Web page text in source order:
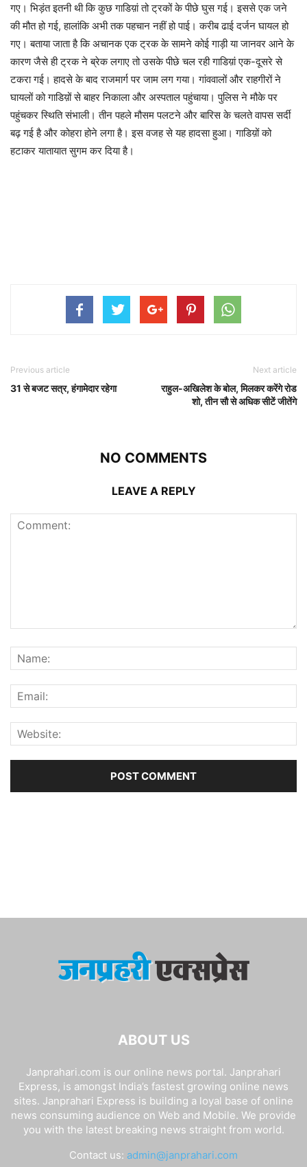
गए। भिड़ंत इतनी थी कि कुछ गाडिय़ां तो ट्रकों के पीछे घुस गई। इससे एक जने
की मौत हो गई, हालांकि अभी तक पहचान नहीं हो पाई। करीब ढाई दर्जन घायल हो
गए। बताया जाता है कि अचानक एक ट्रक के सामने कोई गाड़ी या जानवर आने के
कारण जैसे ही ट्रक ने ब्रेक लगाए तो उसके पीछे चल रही गाडिय़ां एक-दूसरे से
टकरा गई। हादसे के बाद राजमार्ग पर जाम लग गया। गांववालों और राहगीरों ने
घायलों को गाडिय़ों से बाहर निकाला और अस्पताल पहुंचाया। पुलिस ने मौके पर
पहुंचकर स्थिति संभाली। तीन पहले मौसम पलटने और बारिस के चलते वापस सर्दी
बढ़ गई है और कोहरा होने लगा है। इस वजह से यह हादसा हुआ। गाडिय़ों को
हटाकर यातायात सुगम कर दिया है।
Previous article
31 से बजट सत्र, हंगामेदार रहेगा
Next article
राहुल-अखिलेश के बोल, मिलकर करेंगे रोड
शो, तीन सौ से अधिक सीटें जीतेंगे
NO COMMENTS
LEAVE A REPLY
ABOUT US
Janprahari.com is our online news portal. Janprahari
Express, is amongst India’s fastest growing online news
sites. Janprahari Express is building a loyal base of online
news consuming audience on Web and Mobile. We provide
you with the latest breaking news straight from world.
Contact us: admin@janprahari.com